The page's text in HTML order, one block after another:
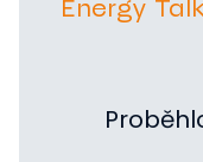
Energy